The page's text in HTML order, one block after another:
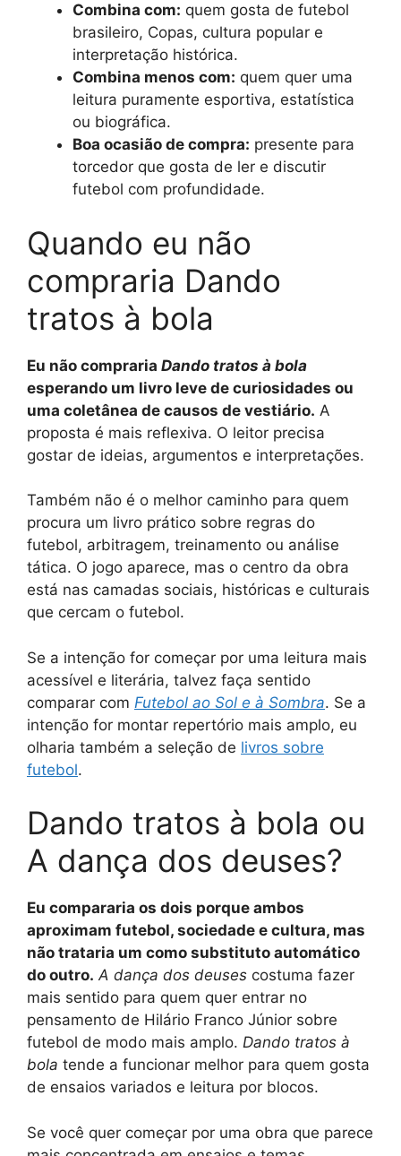
Combina com: quem gosta de futebol
brasileiro, Copas, cultura popular e
interpretação histórica.
Combina menos com: quem quer uma
leitura puramente esportiva, estatística
ou biográfica.
Boa ocasião de compra: presente para
torcedor que gosta de ler e discutir
futebol com profundidade.
Quando eu não
compraria Dando
tratos à bola
Eu não compraria Dando tratos à bola
esperando um livro leve de curiosidades ou
uma coletânea de causos de vestiário. A
proposta é mais reflexiva. O leitor precisa
gostar de ideias, argumentos e interpretações.
Também não é o melhor caminho para quem
procura um livro prático sobre regras do
futebol, arbitragem, treinamento ou análise
tática. O jogo aparece, mas o centro da obra
está nas camadas sociais, históricas e culturais
que cercam o futebol.
Se a intenção for começar por uma leitura mais
acessível e literária, talvez faça sentido
comparar com Futebol ao Sol e à Sombra. Se a
intenção for montar repertório mais amplo, eu
olharia também a seleção de livros sobre
futebol.
Dando tratos à bola ou
A dança dos deuses?
Eu compararia os dois porque ambos
aproximam futebol, sociedade e cultura, mas
não trataria um como substituto automático
do outro. A dança dos deuses costuma fazer
mais sentido para quem quer entrar no
pensamento de Hilário Franco Júnior sobre
futebol de modo mais amplo. Dando tratos à
bola tende a funcionar melhor para quem gosta
de ensaios variados e leitura por blocos.
Se você quer começar por uma obra que parece